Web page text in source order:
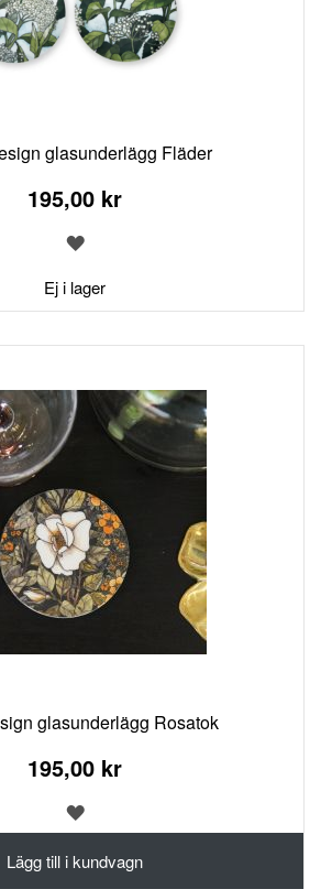
glasunderlägg Fläder
195,00 kr
Ej i lager
LÄGG
I
ÖNSKELISTA
glasunderlägg Rosatok
195,00 kr
Lägg till i kundvagn
LÄGG
TILL
I
ÖNSKELISTA